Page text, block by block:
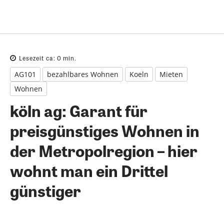
Lesezeit ca: 0 min.
AG101 bezahlbares Wohnen Koeln
Mieten
Wohnen
köln ag: Garant für
preisgünstiges Wohnen in
der Metropolregion – hier
wohnt man ein Drittel
günstiger